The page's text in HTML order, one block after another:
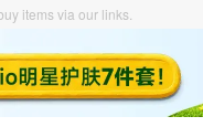
items via our links.